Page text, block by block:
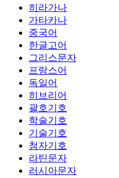
히라가나
가타카나
중국어
한글고어
그리스문자
프랑스어
독일어
히브리어
괄호기호
학술기호
기술기호
첨자기호
라틴문자
러시아문자